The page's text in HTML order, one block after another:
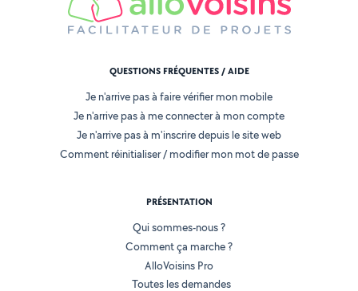
QUESTIONS FRÉQUENTES / AIDE
Je n'arrive pas à faire vérifier mon mobile
Je n'arrive pas à me connecter à mon compte
Je n'arrive pas à m'inscrire depuis le site web
Comment réinitialiser / modifier mon mot de passe
PRÉSENTATION
Qui sommes-nous ?
Comment ça marche ?
AlloVoisins Pro
Toutes les demandes